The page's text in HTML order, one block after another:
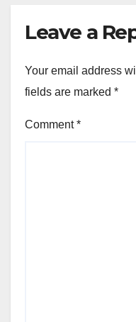
Leave a
Your email address
fields are marked *
Comment*